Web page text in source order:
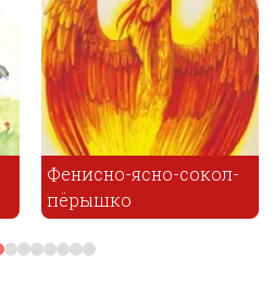
Фенисно-ясно-сокол-
пёрышко